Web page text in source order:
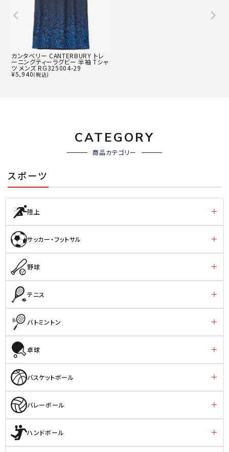
カンタベリー CANTERBURY トレ
ーニングティーラグビー 半袖 Tシャ
ツ メンズ RG325004-29
¥5,940(税込)
CATEGORY
商品カテゴリー
スポーツ
陸上
サッカー・フットサル
野球
テニス
バトミントン
卓球
バスケットボール
バレーボール
ハンドボール